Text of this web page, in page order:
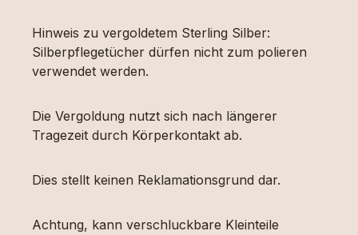
Hinweis zu vergoldetem Sterling Silber:
Silberpflegetücher dürfen nicht zum polieren
verwendet werden.
Die Vergoldung nutzt sich nach längerer
Tragezeit durch Körperkontakt ab.
Dies stellt keinen Reklamationsgrund dar.
Achtung, kann verschluckbare Kleinteile